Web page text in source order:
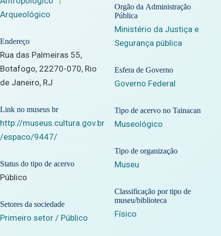
Arqueológico
Endereço
Rua das Palmeiras 55,
Botafogo, 22270-070, Rio
de Janeiro, RJ
Link no museus br
http://museus.cultura.gov.br
/espaco/9447/
Status do tipo de acervo
Público
Setores da sociedade
Primeiro setor / Público
Orgão da Administração
Pública
Ministério da Justiça e
Segurança pública
Esfera de Governo
Governo Federal
Tipo de acervo no Tainacan
Museológico
Tipo de organização
Museu
Classificação por tipo de
museu/biblioteca
Físico